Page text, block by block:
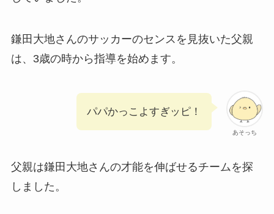
鎌田大地さんのサッカーのセンスを見抜いた父親
は、3歳の時から指導を始めます。
あそっち
パパかっこよすぎッピ！
父親は鎌田大地さんの才能を伸ばせるチームを探
しました。